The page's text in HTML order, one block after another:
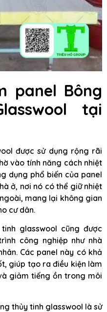
panel Bông
tại
được sử dụng rộng rãi
vào tính năng cách nhiệt
dụng phổ biến của panel
ở, nơi nó có thể giữ nhiệt
mang lại không gian
cư dân.
glasswool cũng được
công nghiệp như nhà
Các panel này có khả
giúp tạo ra điều kiện làm
giảm tiếng ồn trong môi
thủy tinh glasswool là sử